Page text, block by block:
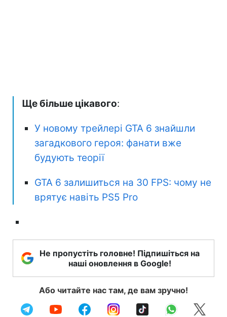
Ще більше цікавого:
У новому трейлері GTA 6 знайшли
загадкового героя: фанати вже
будують теорії
GTA 6 залишиться на 30 FPS: чому не
врятує навіть PS5 Pro
Не пропустіть головне! Підпишіться на
наші оновлення в Google!
Або читайте нас там, де вам зручно!